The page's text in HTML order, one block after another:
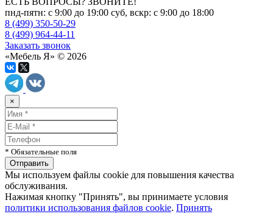
пнд-пятн: с 9:00 до 19:00 суб, вскр: с 9:00 до 18:00
8 (499) 350-50-29
8 (499) 964-44-11
Заказать звонок
«Мебель Я» © 2026
×
* Обязательные поля
Мы используем файлы cookie для повышения качества
обслуживания.
Нажимая кнопку "Принять", вы принимаете условия
политики использования файлов cookie. Принять